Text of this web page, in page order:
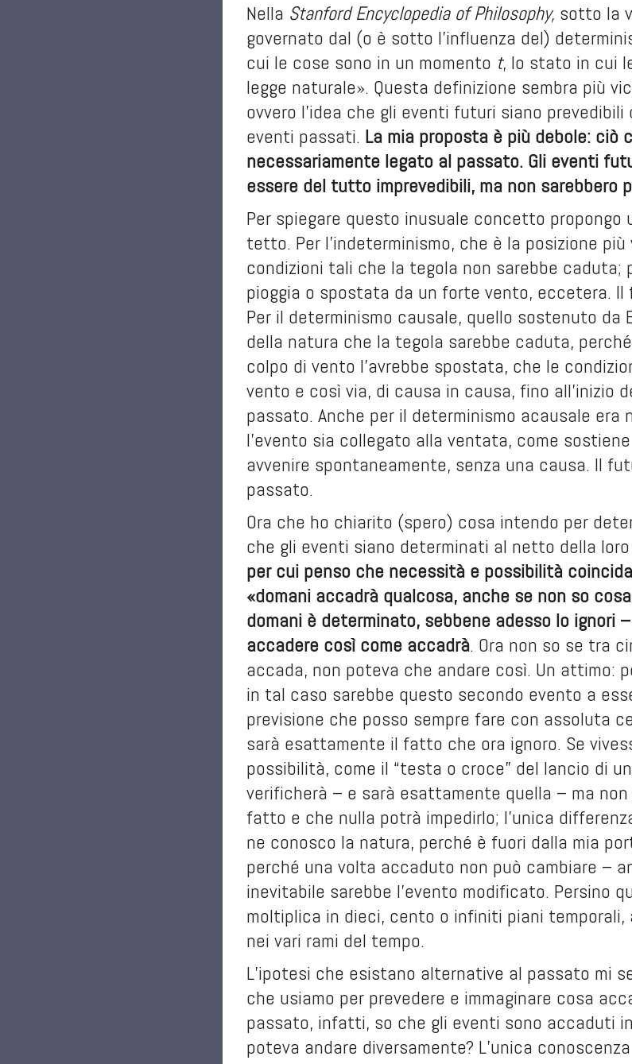
Nella Stanford Encyclopedia of Philosophy, sotto la
governato dal (o è sotto l’influenza del)
cui le cose sono in un momento t, lo stato in cui
legge naturale». Questa definizione sembra più
ovvero l’idea che gli eventi futuri siano
eventi passati. La mia proposta è più debole:
necessariamente legato al passato. Gli eventi
essere del tutto imprevedibili, ma non sarebbero
Per spiegare questo inusuale concetto
tetto. Per l’indeterminismo, che è la posizione
condizioni tali che la tegola non sarebbe
pioggia o spostata da un forte vento, eccetera.
Per il determinismo causale, quello sostenuto
della natura che la tegola sarebbe caduta,
colpo di vento l’avrebbe spostata, che le
vento e così via, di causa in causa, fino all’inizio
passato. Anche per il determinismo acausale
l’evento sia collegato alla ventata, come
avvenire spontaneamente, senza una causa. Il
passato.
Ora che ho chiarito (spero) cosa intendo per
che gli eventi siano determinati al netto della
per cui penso che necessità e possibilità
«domani accadrà qualcosa, anche se non so
domani è determinato, sebbene adesso lo
accadere così come accadrà. Ora non so se tra
accada, non poteva che andare così. Un attimo:
in tal caso sarebbe questo secondo evento a
previsione che posso sempre fare con assoluta
sarà esattamente il fatto che ora ignoro. Se
possibilità, come il “testa o croce” del lancio di
verificherà – e sarà esattamente quella – ma
fatto e che nulla potrà impedirlo; l’unica
ne conosco la natura, perché è fuori dalla mia
perché una volta accaduto non può cambiare –
inevitabile sarebbe l’evento modificato. Persino
moltiplica in dieci, cento o infiniti piani
nei vari rami del tempo.
L’ipotesi che esistano alternative al passato mi
che usiamo per prevedere e immaginare cosa
passato, infatti, so che gli eventi sono accaduti
poteva andare diversamente? L’unica